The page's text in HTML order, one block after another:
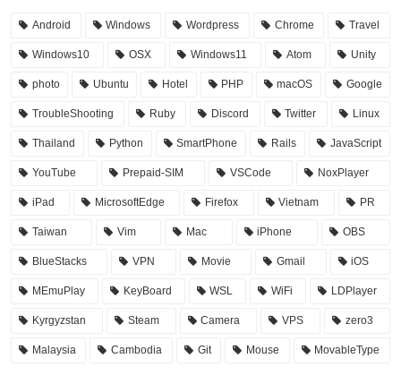
Android Windows Wordpress Chrome Travel
Windows10 OSX Windows11 Atom Unity
photo Ubuntu Hotel PHP macOS Google
TroubleShooting Ruby Discord Twitter Linux
Thailand Python SmartPhone Rails JavaScript
YouTube Prepaid-SIM VSCode NoxPlayer
iPad MicrosoftEdge Firefox Vietnam PR
Taiwan Vim Mac iPhone OBS
BlueStacks VPN Movie Gmail iOS
MEmuPlay KeyBoard WSL WiFi LDPlayer
Kyrgyzstan Steam Camera VPS zero3
Malaysia Cambodia Git Mouse MovableType